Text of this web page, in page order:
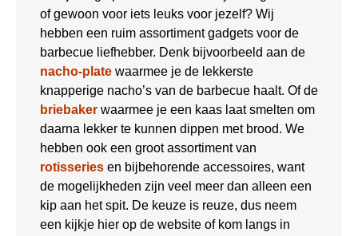
of gewoon voor iets leuks voor jezelf? Wij
hebben een ruim assortiment gadgets voor de
barbecue liefhebber. Denk bijvoorbeeld aan de
nacho-plate waarmee je de lekkerste
knapperige nacho’s van de barbecue haalt. Of de
briebaker waarmee je een kaas laat smelten om
daarna lekker te kunnen dippen met brood. We
hebben ook een groot assortiment van
rotisseries en bijbehorende accessoires, want
de mogelijkheden zijn veel meer dan alleen een
kip aan het spit. De keuze is reuze, dus neem
een kijkje hier op de website of kom langs in